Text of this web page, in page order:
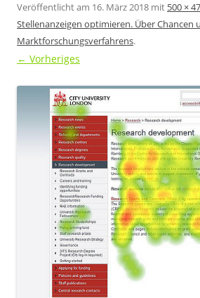
Veröffentlicht am 16. März 2018 mit 500 ×
Stellenanzeigen optimieren. Über Chancen
Marktforschungsverfahrens.
← Vorheriges